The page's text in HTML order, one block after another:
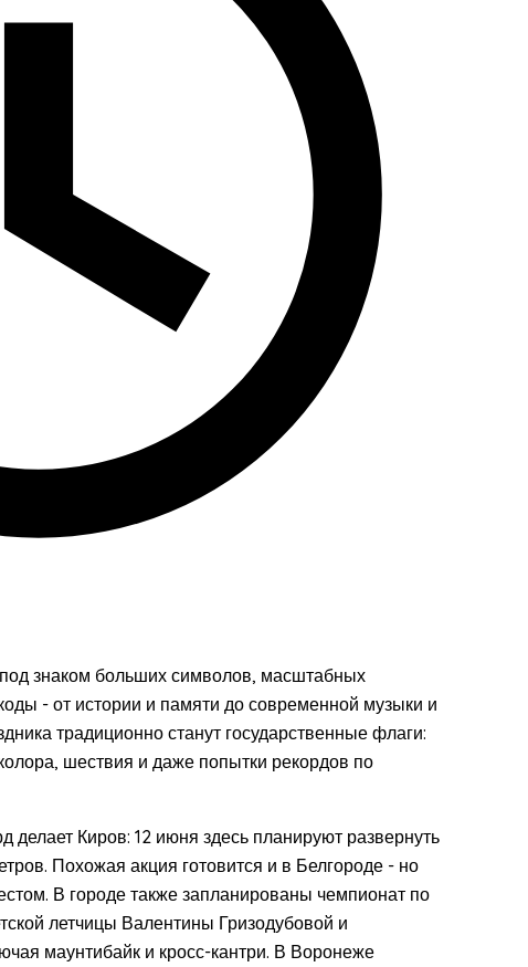
знаком больших символов, масштабных
- от истории и памяти до современной музыки и
традиционно станут государственные флаги:
шествия и даже попытки рекордов по
Киров: 12 июня здесь планируют развернуть
Похожая акция готовится и в Белгороде - но
В городе также запланированы чемпионат по
летчицы Валентины Гризодубовой и
маунтибайк и кросс-кантри. В Воронеже